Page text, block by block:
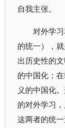
自我主张。
对外学
的统一），
出历史性的
的中国化；
义的中国化
的对外学习
这两者的统